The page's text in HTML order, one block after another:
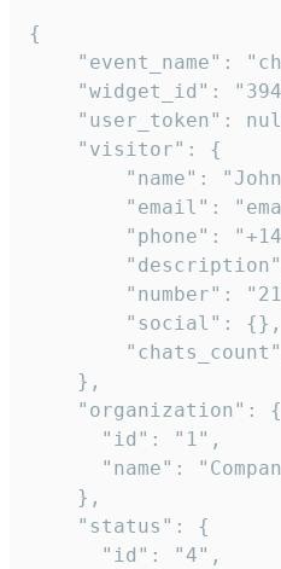
{
"event_name":
"widget_id":
"user_token":
    "visitor": {
"name":
"email":
"phone":
"number":
        "social": {},
    },
    "organization": {
      "id": "1",
"name":
    },
    "status": {
      "id": "4",